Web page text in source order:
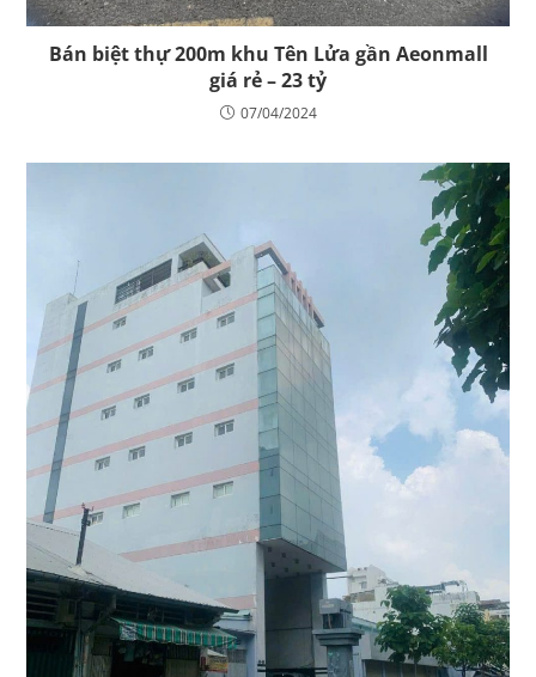
Bán biệt thự 200m khu Tên Lửa gần Aeonmall
giá rẻ – 23 tỷ
07/04/2024